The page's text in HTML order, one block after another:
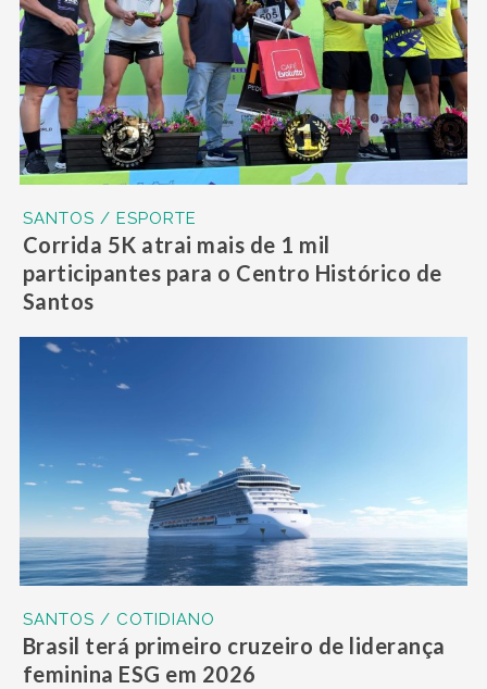
SANTOS / ESPORTE
Corrida 5K atrai mais de 1 mil
participantes para o Centro Histórico de
Santos
SANTOS / COTIDIANO
Brasil terá primeiro cruzeiro de liderança
feminina ESG em 2026